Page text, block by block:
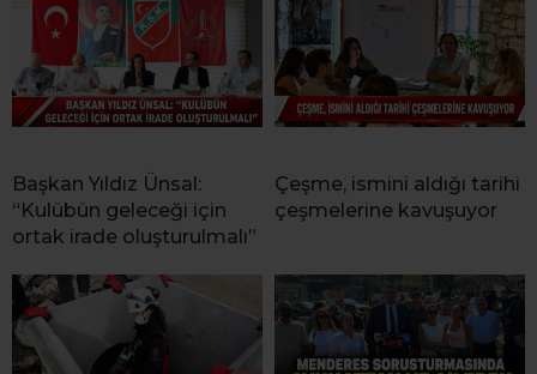
Başkan Yıldız Ünsal:
“Kulübün geleceği için
ortak irade oluşturulmalı”
Çeşme, ismini aldığı tarihi
çeşmelerine kavuşuyor